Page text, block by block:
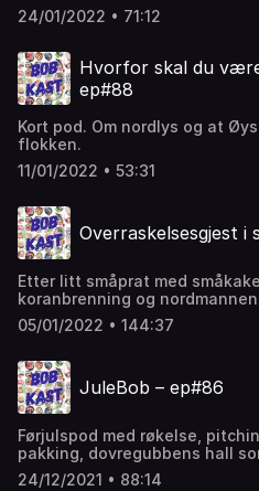
24/01/2022 • 71:12
Hvorfor skal du være
ep#88
Kort pod. Om nordlys og at
flokken.
11/01/2022 • 53:31
Overraskelsesgjest i
Etter litt småprat med
koranbrenning og
endelig Paal også en slags
plutselig tramper inn døra og
var den som satte den i stand
siden har brukt den som base
høre litt om hvordan
sosionom, gå sin egen vei og
om hvordan en kan hjelpe og
denne dama hadde det ALDRI
05/01/2022 • 144:37
JuleBob – ep#86
Førjulspod med røkelse,
pakking, dovregubbens hall
utlendinger, handel på
24/12/2021 • 88:14